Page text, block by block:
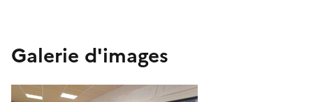
Galerie d'images